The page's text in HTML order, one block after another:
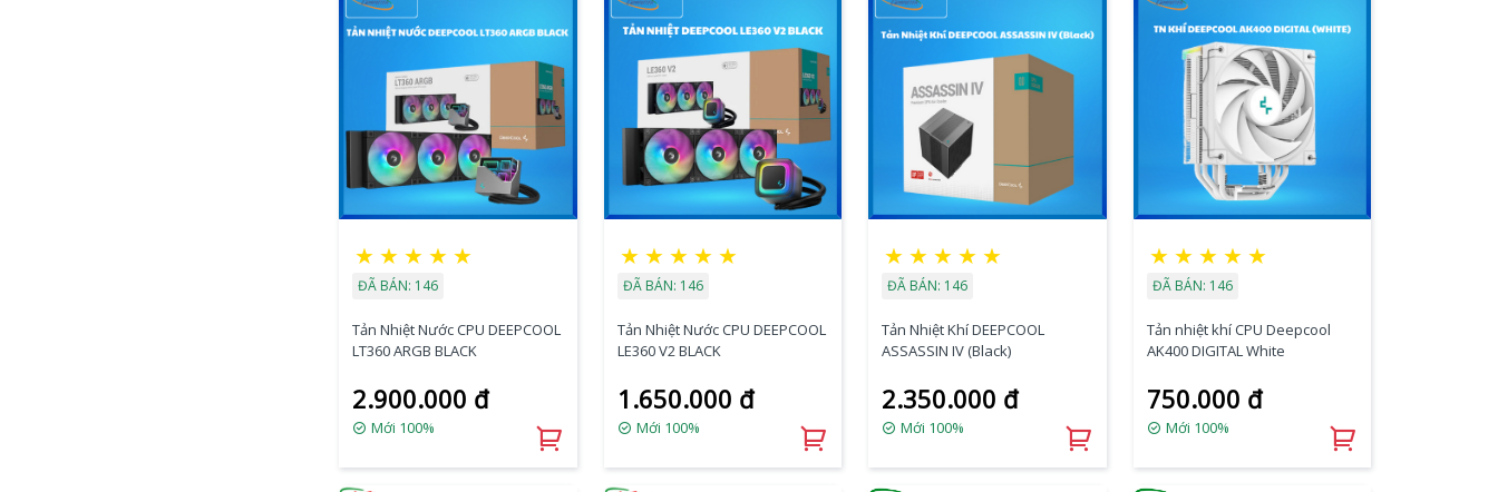
★ ★ ★ ★ ★
ĐÃ BÁN: 146
Tản Nhiệt Nước CPU DEEPCOOL
LT360 ARGB BLACK
2.900.000 đ
Mới 100%
★ ★ ★ ★ ★
ĐÃ BÁN: 146
Tản Nhiệt Nước CPU DEEPCOOL
LE360 V2 BLACK
1.650.000 đ
Mới 100%
★ ★ ★ ★ ★
ĐÃ BÁN: 146
Tản Nhiệt Khí DEEPCOOL
ASSASSIN IV (Black)
2.350.000 đ
Mới 100%
★ ★ ★ ★ ★
ĐÃ BÁN: 146
Tản nhiệt khí CPU Deepcool
AK400 DIGITAL White
750.000 đ
Mới 100%